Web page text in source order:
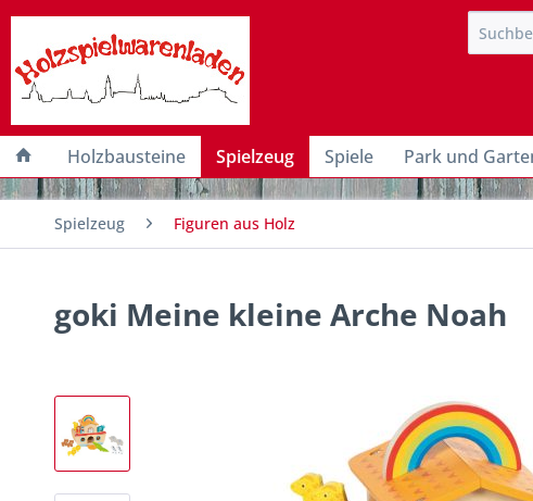
Holzbausteine Spielzeug Spiele Park und
Spielzeug Figuren aus Holz
goki Meine kleine Arche Noah